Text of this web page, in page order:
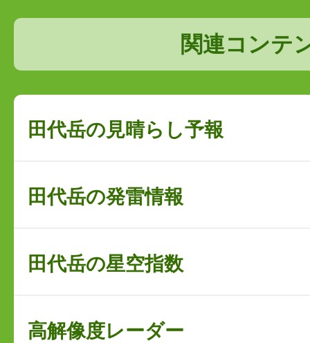
関連コンテ
田代岳の見晴らし予報
田代岳の発雷情報
田代岳の星空指数
高解像度レーダー